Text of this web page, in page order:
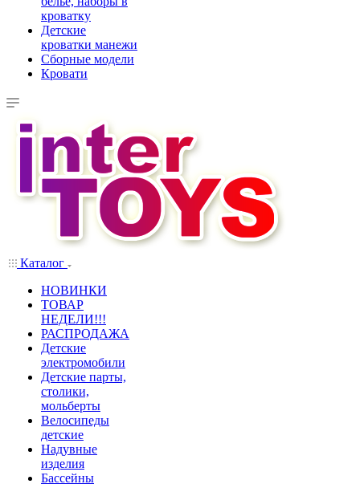
кроватку
Детские
кроватки манежи
Сборные модели
Кровати
Каталог
НОВИНКИ
ТОВАР
НЕДЕЛИ!!!
РАСПРОДАЖА
Детские
электромобили
Детские парты,
столики,
мольберты
Велосипеды
детские
Надувные
изделия
Бассейны